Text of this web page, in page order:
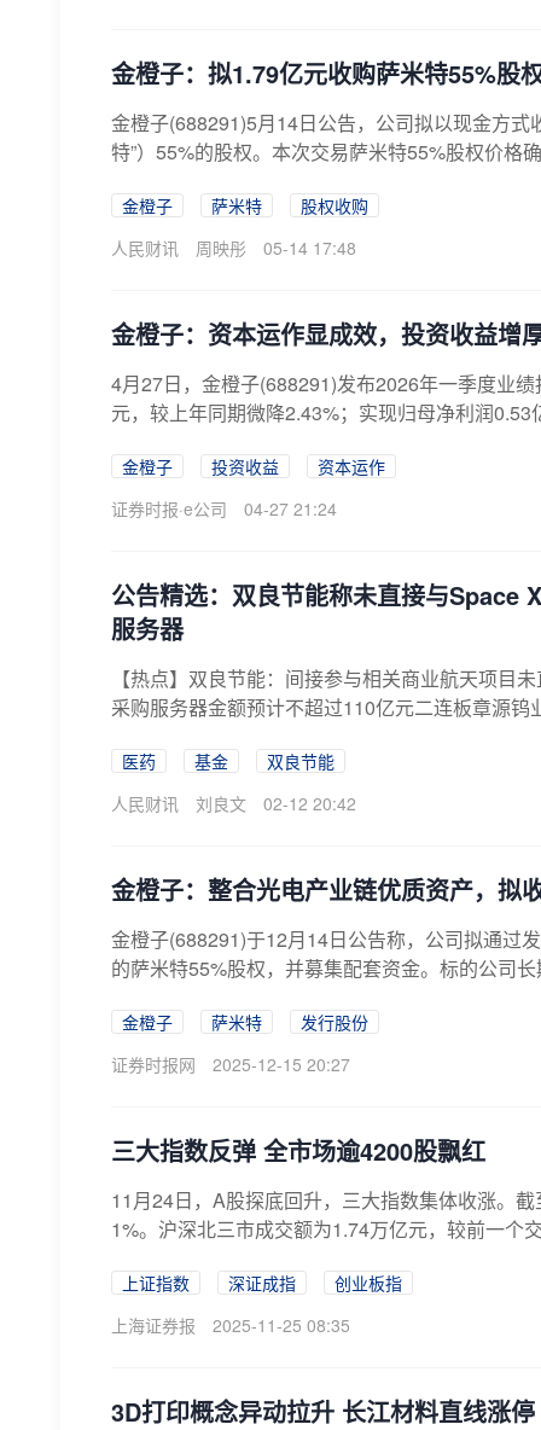
金橙子：拟1.79亿元收购萨米特55%股
金橙子(688291)5月14日公告，公司拟以现金方
特”）55%的股权。本次交易萨米特55%股权价格
金橙子 萨米特
股权收购
人民财讯
周映彤 05-14 17:48
金橙子：资本运作显成效，投资收益增
4月27日，金橙子(688291)发布2026年一季度业
元，较上年同期微降2.43%；实现归母净利润0.53
金橙子 投资收益
资本运作
证券时报·e公司
04-27 21:24
公告精选：双良节能称未直接与Space
服务器
【热点】双良节能：间接参与相关商业航天项目
采购服务器金额预计不超过110亿元二连板章源
医药 基金
双良节能
人民财讯
刘良文 02-12 20:42
金橙子：整合光电产业链优质资产，拟
金橙子(688291)于12月14日公告称，公司拟通过
的萨米特55%股权，并募集配套资金。标的公司
金橙子 萨米特
发行股份
证券时报网
2025-12-15 20:27
三大指数反弹 全市场逾4200股飘红
11月24日，A股探底回升，三大指数集体收涨。
1%。沪深北三市成交额为1.74万亿元，较前一个
上证指数 深证成指
创业板指
上海证券报
2025-11-25 08:35
3D打印概念异动拉升 长江材料直线涨停